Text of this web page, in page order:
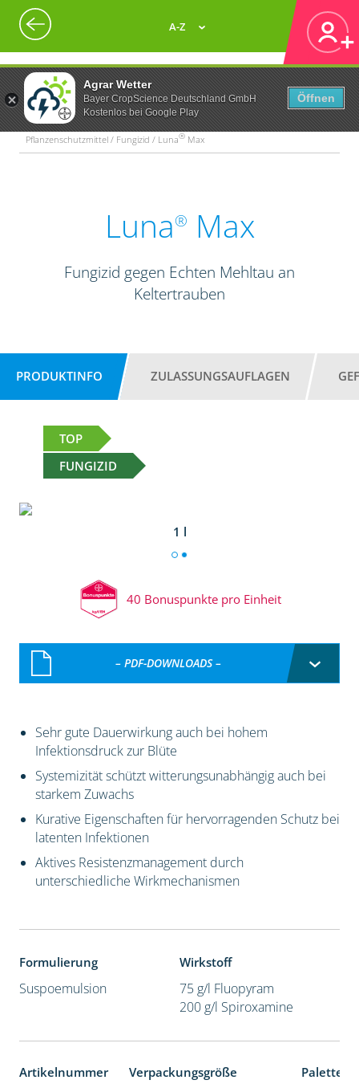
Agrar Wetter
Bayer CropScience Deutschland GmbH
Kostenlos bei Google Play
Öffnen
A-Z
Pflanzenschutzmittel / Fungizid / Luna® Max
Luna® Max
Fungizid gegen Echten Mehltau an
Keltertrauben
PRODUKTINFO ZULASSUNGSAUFLAGEN
TOP
FUNGIZID
1 l
40 Bonuspunkte pro Einheit
– PDF-DOWNLOADS –
Sehr gute Dauerwirkung auch bei hohem
Infektionsdruck zur Blüte
Systemizität schützt witterungsunabhängig auch bei
starkem Zuwachs
Kurative Eigenschaften für hervorragenden Schutz bei
latenten Infektionen
Aktives Resistenzmanagement durch
unterschiedliche Wirkmechanismen
Formulierung
Suspoemulsion
Wirkstoff
75 g/l Fluopyram
200 g/l Spiroxamine
Artikelnummer Verpackungsgröße